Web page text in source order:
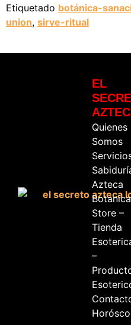
Etiquetado botánica-
union, sirve-ritual
EL
Quienes
Somos
Azteca
Botanica
Store –
Tienda
–